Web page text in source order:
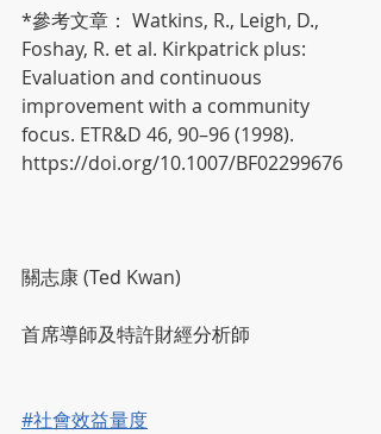
*參考文章： Watkins, R., Leigh, D.,
Foshay, R. et al. Kirkpatrick plus:
Evaluation and continuous
improvement with a community
focus. ETR&D 46, 90–96 (1998).
https://doi.org/10.1007/BF02299676
關志康 (Ted Kwan)
首席導師及特許財經分析師
#社會效益量度